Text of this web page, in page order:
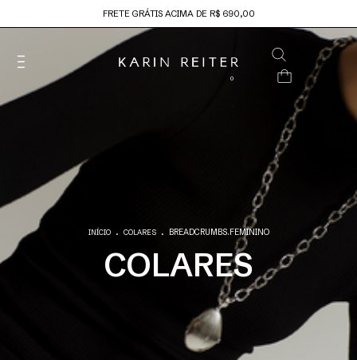
FRETE GRÁTIS ACIMA DE R$ 690,00
0
INÍCIO . COLARES . BREADCRUMBS.FEMININO
COLARES